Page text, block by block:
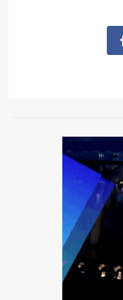
ΟΜΑΔΕΣ ΕΛ.ΑΣ.